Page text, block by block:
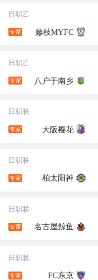
日职乙
专家 藤枝MYFC
日职乙
专家 八户于南乡
日职联
专家 大阪樱花
日职联
专家 柏太阳神
日职联
专家 名古屋鲸鱼
日职联
专家 FC东京